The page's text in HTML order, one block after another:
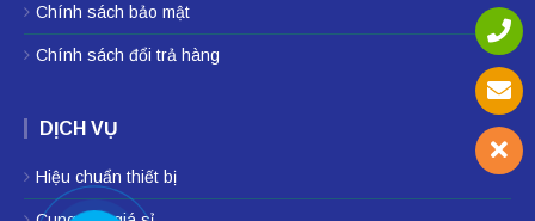
Chính sách bảo mật
Chính sách đổi trả hàng
DỊCH VỤ
Hiệu chuẩn thiết bị